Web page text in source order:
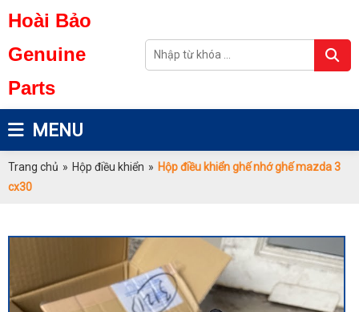
Hoài Bảo
Genuine
Parts
MENU
Trang chủ » Hộp điều khiển » Hộp điều khiển ghế nhớ ghế mazda 3
cx30